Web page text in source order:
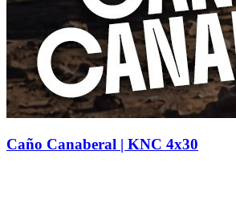
Caño Canaberal | KNC 4x30